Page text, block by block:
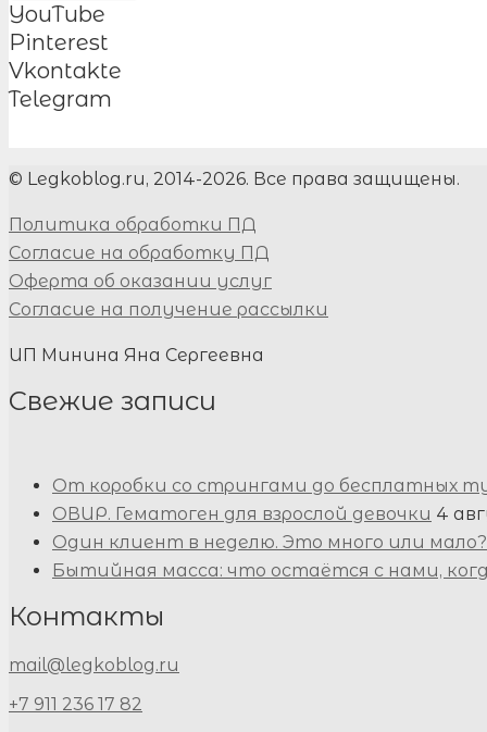
YouTube
Pinterest
Vkontakte
Telegram
© Legkoblog.ru, 2014-2026. Все права защищены.
Политика обработки ПД
Согласие на обработку ПД
Оферта об оказании услуг
Согласие на получение рассылки
ИП Минина Яна Сергеевна
Свежие записи
От коробки со стрингами до бесплатных
ОВИР. Гематоген для взрослой девочки 4
Один клиент в неделю. Это много или мало?
Бытийная масса: что остаётся с нами,
Контакты
mail@legkoblog.ru
+7 911 236 17 82